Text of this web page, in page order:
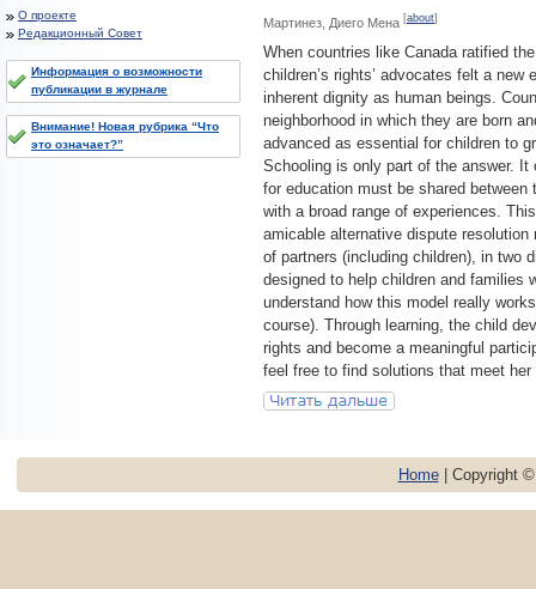
О проекте
Редакционный Совет
Информация о возможности
публикации в журнале
Внимание! Новая рубрика “Что
это означает?”
Мартинез, Диего Мена [about]
When countries like Canada ratified
children’s rights’ advocates felt a
inherent dignity as human beings.
neighborhood in which they are born
advanced as essential for children to
Schooling is only part of the answer.
for education must be shared
with a broad range of experiences.
amicable alternative dispute
of partners (including children), in two
designed to help children and families
understand how this model really
course). Through learning, the child
rights and become a meaningful
feel free to find solutions that meet her
Home| Copyright ©